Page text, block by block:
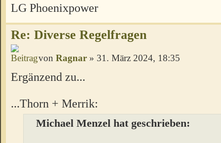
LG Phoenixpower
Re: Diverse Regelfragen
von Ragnar » 31. März 2024, 18:35
Ergänzend zu...
...Thorn + Merrik:
Michael Menzel hat geschrieben: